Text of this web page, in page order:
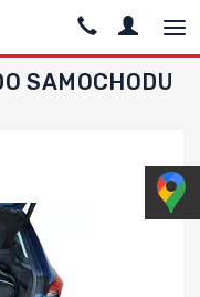
SAMOCHODU